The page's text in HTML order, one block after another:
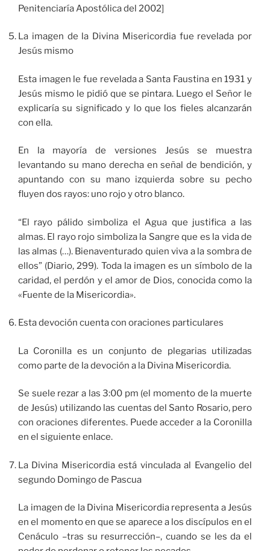
Penitenciaría Apostólica del 2002]
La imagen de la Divina Misericordia fue revelada por
Jesús mismo
Esta imagen le fue revelada a Santa Faustina en 1931 y
Jesús mismo le pidió que se pintara. Luego el Señor le
explicaría su significado y lo que los fieles alcanzarán
con ella.
En la mayoría de versiones Jesús se muestra
levantando su mano derecha en señal de bendición, y
apuntando con su mano izquierda sobre su pecho
fluyen dos rayos: uno rojo y otro blanco.
“El rayo pálido simboliza el Agua que justifica a las
almas. El rayo rojo simboliza la Sangre que es la vida de
las almas (…). Bienaventurado quien viva a la sombra de
ellos” (Diario, 299). Toda la imagen es un símbolo de la
caridad, el perdón y el amor de Dios, conocida como la
«Fuente de la Misericordia».
Esta devoción cuenta con oraciones particulares
La Coronilla es un conjunto de plegarias utilizadas
como parte de la devoción a la Divina Misericordia.
Se suele rezar a las 3:00 pm (el momento de la muerte
de Jesús) utilizando las cuentas del Santo Rosario, pero
con oraciones diferentes. Puede acceder a la Coronilla
en el siguiente enlace.
La Divina Misericordia está vinculada al Evangelio del
segundo Domingo de Pascua
La imagen de la Divina Misericordia representa a Jesús
en el momento en que se aparece a los discípulos en el
Cenáculo –tras su resurrección–, cuando se les da el